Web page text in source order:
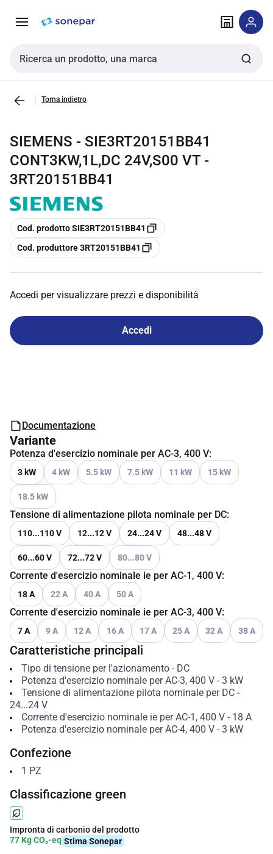
navigazione alla
Cerca input
Torna indietro
SIEMENS - SIE3RT20151BB41
CONT3KW,1L,DC 24V,S00 VT -
3RT20151BB41
copia
Cod. prodotto SIE3RT20151BB41
copia
Cod. produttore 3RT20151BB41
Accedi per visualizzare prezzi e disponibilità
Accedi
Documentazione
Variante
Potenza d'esercizio nominale per AC-3, 400 V:
3 kW
Vedi le opzioni disponibili
4 kW
Vedi le opzioni disponibili
5.5 kW
Vedi le opzioni disponibili
7.5 kW
Vedi le opzioni disponibili
11 kW
Vedi le opzioni
15 kW
Vedi le opzioni disponibili
18.5 kW
Tensione di alimentazione pilota nominale per DC:
110...110 V 12...12 V 24...24 V 48...48 V
60...60 V 72...72 V
Vedi le opzioni disponibili
80...80 V
Corrente d'esercizio nominale ie per AC-1, 400 V:
18 A
Vedi le opzioni disponibili
22 A
Vedi le opzioni disponibili
40 A
Vedi le opzioni disponibili
50 A
Corrente d'esercizio nominale ie per AC-3, 400 V:
7 A
Vedi le opzioni disponibili
9 A
Vedi le opzioni disponibili
12 A
Vedi le opzioni disponibili
16 A
Vedi le opzioni disponibili
17 A
Vedi le opzioni disponibili
25 A
Vedi le opzioni
32 A
Vedi le
38 A
Caratteristiche principali
Tipo di tensione per l'azionamento- DC
Potenza d'esercizio nominale per AC-3, 400 V- 3 kW
Tensione di alimentazione pilota nominale per DC-
24...24 V
Corrente d'esercizio nominale ie per AC-1, 400 V- 18 A
Potenza d'esercizio nominale per AC-4, 400 V- 3 kW
Confezione
1 PZ
Classificazione green
Impronta di carbonio del prodotto
77 Kg CO₂-eq Stima Sonepar